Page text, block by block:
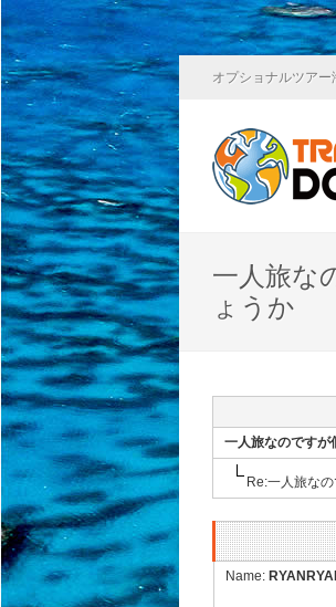
オプショナルツア
一人旅な
ょうか
一人旅なのですが
Re:一人旅な
Name: